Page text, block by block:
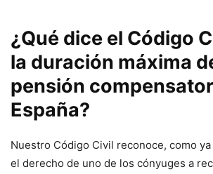
¿Qué dice el Código
la duración máxima
pensión
España?
Nuestro Código Civil reconoce, como
el derecho de uno de los cónyuges a